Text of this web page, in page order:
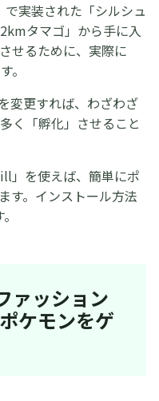
で実装された「シルシュ
タマゴ」から手に入
せるために、実際に
。
変更すれば、わざわざ
く「孵化」させること
」を使えば、簡単にポ
す。インストール方法
ァッション
ケモンをゲ